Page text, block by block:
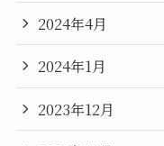
2024年4月
2024年1月
2023年12月